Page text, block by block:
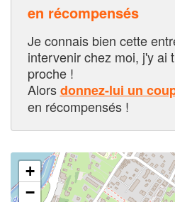
en récompensés
Je connais bien cette
intervenir chez moi, j'y ai
proche !
Alorsdonnez-lui un
en récompensés !
+
−